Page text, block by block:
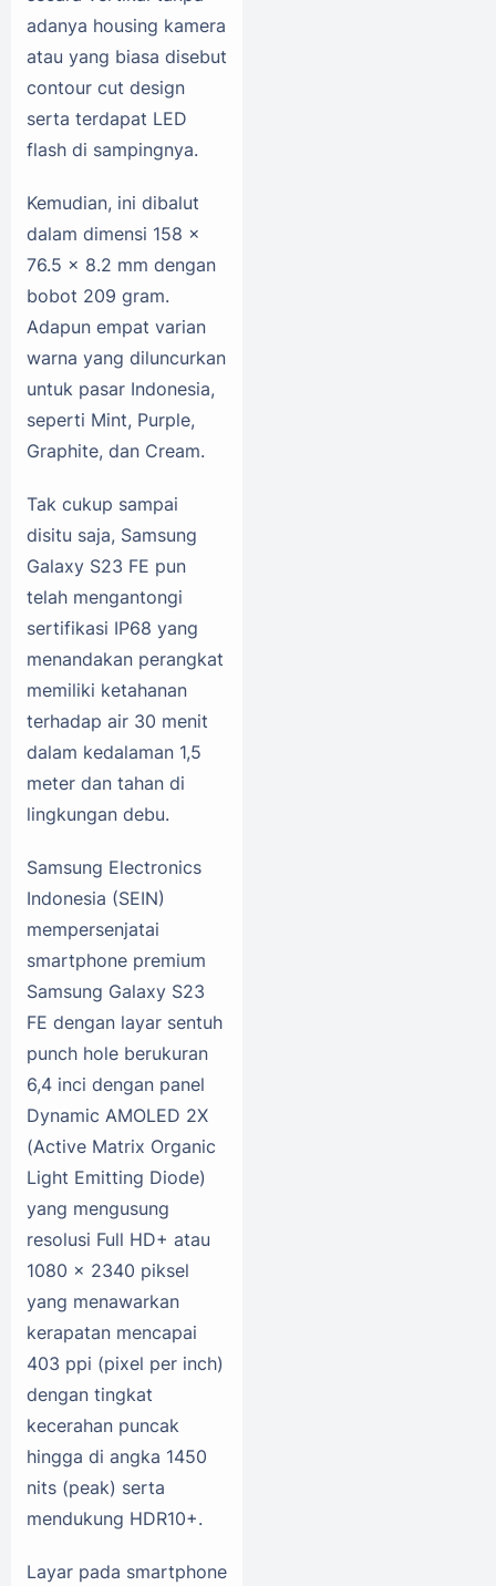
adanya housing kamera
atau yang biasa disebut
contour cut design
serta terdapat LED
flash di sampingnya.
Kemudian, ini dibalut
dalam dimensi 158 x
76.5 x 8.2 mm dengan
bobot 209 gram.
Adapun empat varian
warna yang diluncurkan
untuk pasar Indonesia,
seperti Mint, Purple,
Graphite, dan Cream.
Tak cukup sampai
disitu saja, Samsung
Galaxy S23 FE pun
telah mengantongi
sertifikasi IP68 yang
menandakan perangkat
memiliki ketahanan
terhadap air 30 menit
dalam kedalaman 1,5
meter dan tahan di
lingkungan debu.
Samsung Electronics
Indonesia (SEIN)
mempersenjatai
smartphone premium
Samsung Galaxy S23
FE dengan layar sentuh
punch hole berukuran
6,4 inci dengan panel
Dynamic AMOLED 2X
(Active Matrix Organic
Light Emitting Diode)
yang mengusung
resolusi Full HD+ atau
1080 x 2340 piksel
yang menawarkan
kerapatan mencapai
403 ppi (pixel per inch)
dengan tingkat
kecerahan puncak
hingga di angka 1450
nits (peak) serta
mendukung HDR10+.
Layar pada smartphone